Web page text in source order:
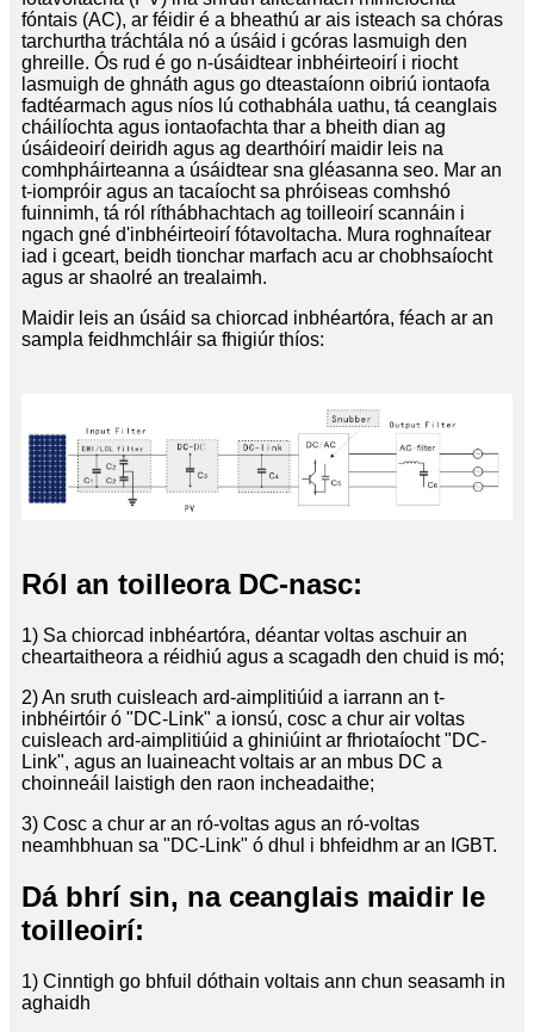
fóntais (AC), ar féidir é a bheathú ar ais isteach sa chóras
tarchurtha tráchtála nó a úsáid i gcóras lasmuigh den
ghreille. Ós rud é go n-úsáidtear inbhéirteoirí i riocht
lasmuigh de ghnáth agus go dteastaíonn oibriú iontaofa
fadtéarmach agus níos lú cothabhála uathu, tá ceanglais
cháilíochta agus iontaofachta thar a bheith dian ag
úsáideoirí deiridh agus ag dearthóirí maidir leis na
comhpháirteanna a úsáidtear sna gléasanna seo. Mar an
t-iompróir agus an tacaíocht sa phróiseas comhshó
fuinnimh, tá ról ríthábhachtach ag toilleoirí scannáin i
ngach gné d'inbhéirteoirí fótavoltacha. Mura roghnaítear
iad i gceart, beidh tionchar marfach acu ar chobhsaíocht
agus ar shaolré an trealaimh.
Maidir leis an úsáid sa chiorcad inbhéartóra, féach ar an
sampla feidhmchláir sa fhigiúr thíos:
Ról an toilleora DC-nasc:
1) Sa chiorcad inbhéartóra, déantar voltas aschuir an
cheartaitheora a réidhiú agus a scagadh den chuid is mó;
2) An sruth cuisleach ard-aimplitiúid a iarrann an t-
inbhéirtóir ó "DC-Link" a ionsú, cosc ​​a chur air voltas
cuisleach ard-aimplitiúid a ghiniúint ar fhriotaíocht "DC-
Link", agus an luaineacht voltais ar an mbus DC a
choinneáil laistigh den raon incheadaithe;
3) Cosc a chur ar an ró-voltas agus an ró-voltas
neamhbhuan sa "DC-Link" ó dhul i bhfeidhm ar an IGBT.
Dá bhrí sin, na ceanglais maidir le
toilleoirí:
1) Cinntigh go bhfuil dóthain voltais ann chun seasamh in
aghaidh